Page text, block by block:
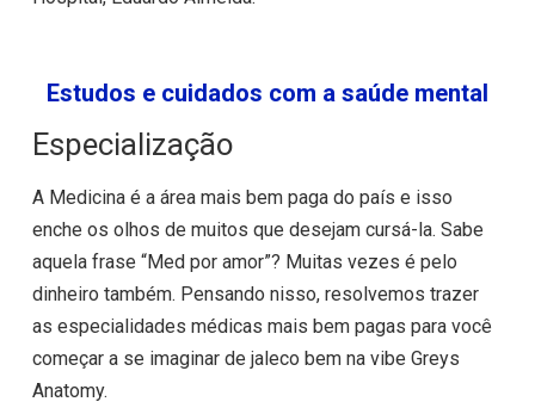
Estudos e cuidados com a saúde mental
Especialização
A Medicina é a área mais bem paga do país e isso
enche os olhos de muitos que desejam cursá-la. Sabe
aquela frase “Med por amor”? Muitas vezes é pelo
dinheiro também. Pensando nisso, resolvemos trazer
as especialidades médicas mais bem pagas para você
começar a se imaginar de jaleco bem na vibe Greys
Anatomy.